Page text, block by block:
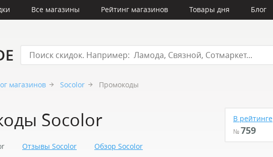
Все магазины Рейтинг магазинов Товары дня Блог
магазинов Socolor Промокоды
Socolor В рейтинге
№759
Отзывы Socolor Обзор Socolor